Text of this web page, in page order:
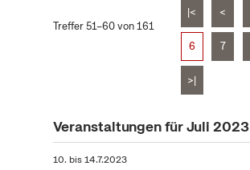
Treffer 51–60 von 161
|< <
6 7
>|
Veranstaltungen für Juli 2023
10. bis14.7.2023